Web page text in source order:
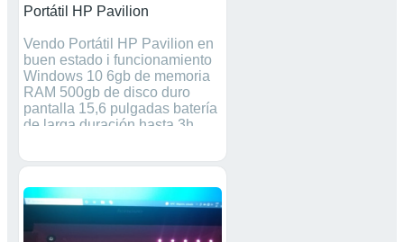
Portátil HP Pavilion
Vendo Portátil HP Pavilion en
buen estado i funcionamiento
Windows 10 6gb de memoria
RAM 500gb de disco duro
pantalla 15,6 pulgadas batería
de larga duración hasta 3h
características en las fotos,